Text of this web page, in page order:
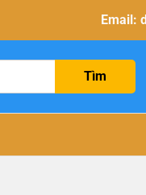
Email:
Tìm